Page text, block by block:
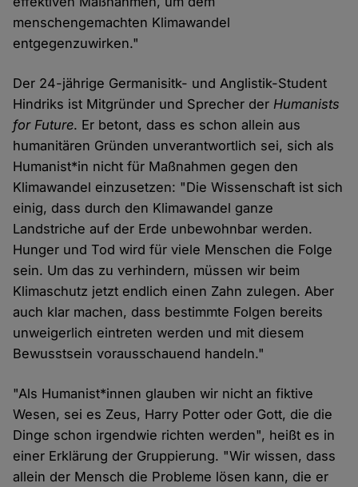
menschengemachten Klimawandel
entgegenzuwirken."
Der 24-jährige Germanisitk- und Anglistik-Student
Hindriks ist Mitgründer und Sprecher derHumanists
for Future. Er betont, dass es schon allein aus
humanitären Gründen unverantwortlich sei, sich als
Humanist*in nicht für Maßnahmen gegen den
Klimawandel einzusetzen: "Die Wissenschaft ist sich
einig, dass durch den Klimawandel ganze
Landstriche auf der Erde unbewohnbar werden.
Hunger und Tod wird für viele Menschen die Folge
sein. Um das zu verhindern, müssen wir beim
Klimaschutz jetzt endlich einen Zahn zulegen. Aber
auch klar machen, dass bestimmte Folgen bereits
unweigerlich eintreten werden und mit diesem
Bewusstsein vorausschauend handeln."
"Als Humanist*innen glauben wir nicht an fiktive
Wesen, sei es Zeus, Harry Potter oder Gott, die die
Dinge schon irgendwie richten werden", heißt es in
einer Erklärung der Gruppierung. "Wir wissen, dass
allein der Mensch die Probleme lösen kann, die er